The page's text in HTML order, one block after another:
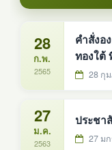
28
ก.พ.
2565
คำสั่งอ
ทองใต้ ที่ 161 / 2565 เรื่อง แต่ง
หน้าที่รั
สาธาร
28 กุ
27
ม.ค.
2563
ประชา
27 ม